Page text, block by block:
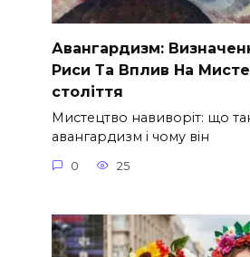
Авангардизм:
Риси Та Вплив На
століття
Мистецтво навиворіт: що
авангардизм і чому він
0 25